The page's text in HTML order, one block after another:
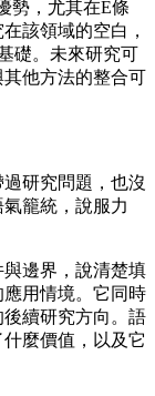
勢，尤其在E條
該領域的空白，
礎。未來研究可
他方法的整合可
研究問題，也沒
籠統，說服力
邊界，說清楚填
用情境。它同時
續研究方向。語
麼價值，以及它